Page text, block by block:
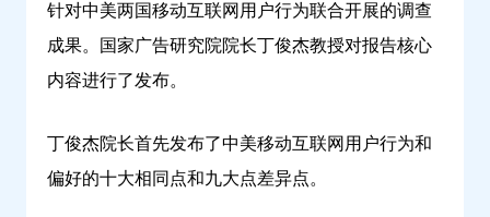
针对中美两国移动互联网用户行为联合开展的调查
成果。国家广告研究院院长丁俊杰教授对报告核心
内容进行了发布。
丁俊杰院长首先发布了中美移动互联网用户行为和
偏好的十大相同点和九大点差异点。